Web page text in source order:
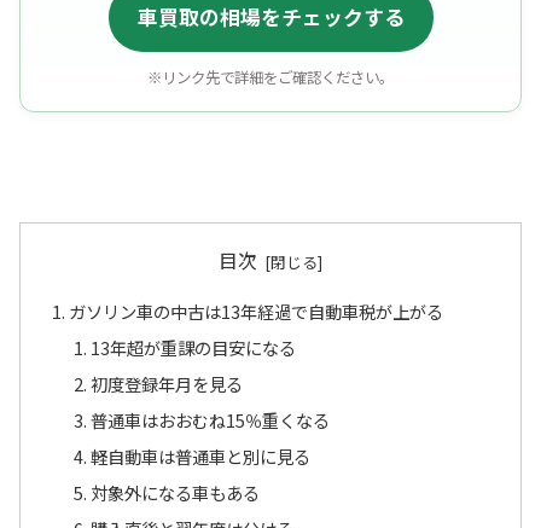
車買取の相場をチェックする
※リンク先で詳細をご確認ください。
目次
ガソリン車の中古は13年経過で自動車税が上がる
13年超が重課の目安になる
初度登録年月を見る
普通車はおおむね15％重くなる
軽自動車は普通車と別に見る
対象外になる車もある